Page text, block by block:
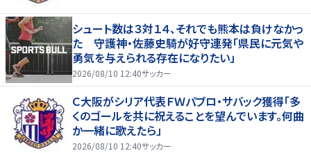
シュート数は３対１４、それでも熊本は負けなかっ
た 守護神・佐藤史騎が好守連発「県民に元気や
勇気を与えられる存在になりたい」
2026/08/10 12:40サッカー
Ｃ大阪がシリア代表ＦＷパブロ・サバック獲得「多
くのゴールを共に祝えることを望んでいます。何曲
か一緒に歌えたら」
2026/08/10 12:40サッカー